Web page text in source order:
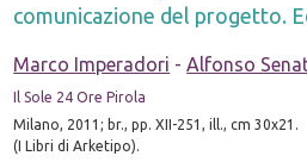
comunicazione del progetto.
Marco Imperadori -Alfonso
Il Sole 24 Ore Pirola
Milano, 2011; br., pp. XII-251, ill., cm 30x21.
(I Libri di Arketipo).